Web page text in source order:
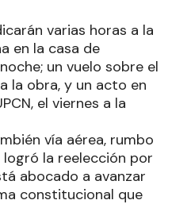
varias horas a la
en la casa de
un vuelo sobre el
la obra, y un acto en
el viernes a la
vía aérea, rumbo
logró la reelección por
abocado a avanzar
constitucional que